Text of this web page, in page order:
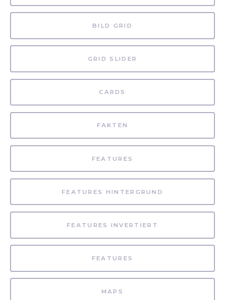
BILD GRID
GRID SLIDER
CARDS
FAKTEN
FEATURES
FEATURES HINTERGRUND
FEATURES INVERTIERT
FEATURES
MAPS